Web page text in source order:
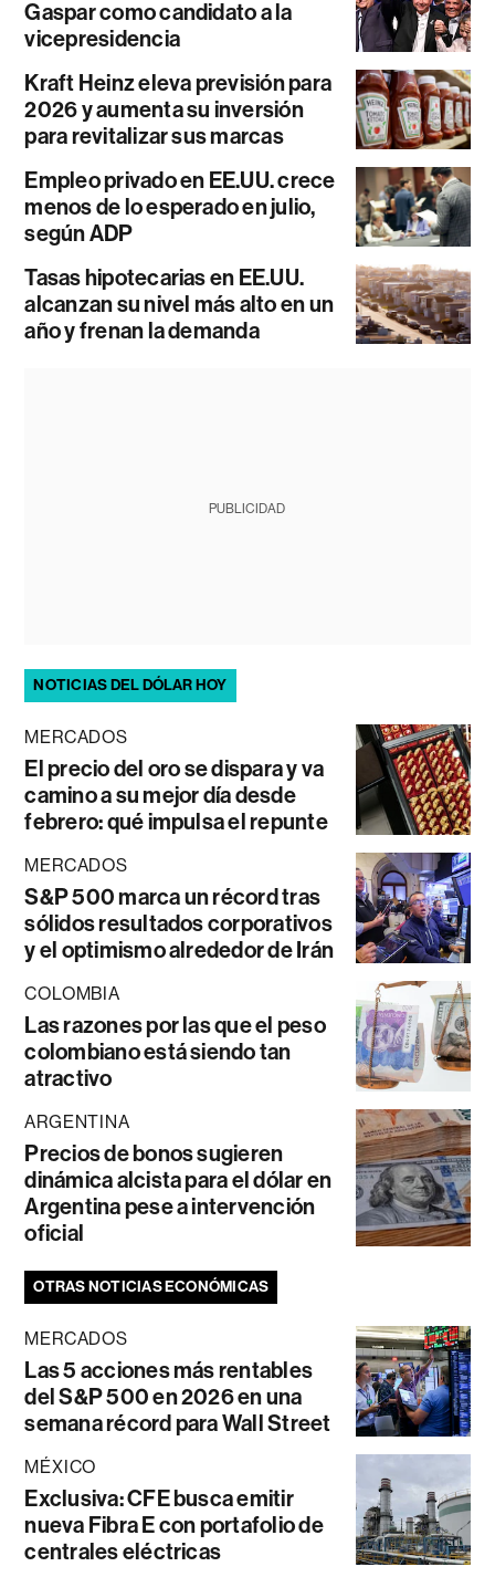
Gaspar como candidato a la
vicepresidencia
Kraft Heinz eleva previsión para
2026 y aumenta su inversión
para revitalizar sus marcas
Empleo privado en EE.UU. crece
menos de lo esperado en julio,
según ADP
Tasas hipotecarias en EE.UU.
alcanzan su nivel más alto en un
año y frenan la demanda
PUBLICIDAD
NOTICIAS DEL DÓLAR HOY
MERCADOS
El precio del oro se dispara y va
camino a su mejor día desde
febrero: qué impulsa el repunte
MERCADOS
S&P 500 marca un récord tras
sólidos resultados corporativos
y el optimismo alrededor de Irán
COLOMBIA
Las razones por las que el peso
colombiano está siendo tan
atractivo
ARGENTINA
Precios de bonos sugieren
dinámica alcista para el dólar en
Argentina pese a intervención
oficial
OTRAS NOTICIAS ECONÓMICAS
MERCADOS
Las 5 acciones más rentables
del S&P 500 en 2026 en una
semana récord para Wall Street
MÉXICO
Exclusiva: CFE busca emitir
nueva Fibra E con portafolio de
centrales eléctricas